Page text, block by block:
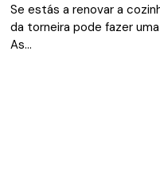
Se estás a renovar a
da torneira pode fazer
As…